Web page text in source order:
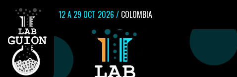
12 A 29 OCT 2026 / COLOMBIA